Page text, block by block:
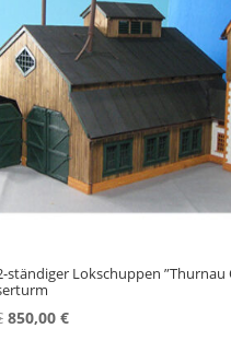
ständiger Lokschuppen ”Thurnau
Ursprünglicher
850,00 €Aktueller